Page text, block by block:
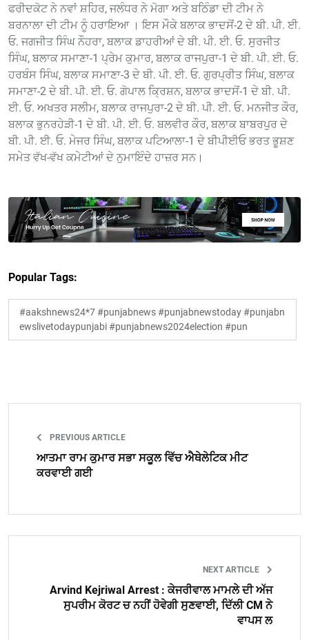
ਫਰੀਦਕੋਟ ਨੇ ਨਵਾਂ ਸ਼ਹਿਰ, ਜਲੰਧਰ ਨੇ ਮੋਗਾ ਅਤੇ ਬਠਿੰਡਾ ਦੀ ਟੀਮ ਨੇ
ਬਰਨਾਲਾ ਦੀ ਟੀਮ ਨੂੰ ਹਰਾਇਆ । ਇਸ ਮੌਕੇ ਬਲਾਕ ਭਾਦਸੋਂ-2 ਦੇ ਬੀ. ਪੀ. ਈ.
ਓ. ਜਗਜੀਤ ਸਿੰਘ ਨੌਹਰਾ, ਬਲਾਕ ਡਾਹਰੀਆਂ ਦੇ ਬੀ. ਪੀ. ਈ. ਓ. ਸੁਰਜੀਤ
ਸਿੰਘ, ਬਲਾਕ ਸਮਾਣਾ-1 ਪ੍ਰੇਮ ਕੁਮਾਰ, ਬਲਾਕ ਰਾਜਪੁਰਾ-1 ਦੇ ਬੀ. ਪੀ. ਈ. ਓ.
ਹਰਬੰਸ ਸਿੰਘ, ਬਲਾਕ ਸਮਾਣਾ-3 ਦੇ ਬੀ. ਪੀ. ਈ. ਓ. ਗੁਰਪ੍ਰੀਤ ਸਿੰਘ, ਬਲਾਕ
ਸਮਾਣਾ-2 ਦੇ ਬੀ. ਪੀ. ਈ. ਓ. ਗੋਪਾਲ ਕ੍ਰਿਸ਼ਨ, ਬਲਾਕ ਭਾਦਸੋਂ-1 ਦੇ ਬੀ. ਪੀ.
ਈ. ਓ. ਅਖਤਰ ਸਲੀਮ, ਬਲਾਕ ਰਾਜਪੁਰਾ-2 ਦੇ ਬੀ. ਪੀ. ਈ. ਓ. ਮਨਜੀਤ ਕੌਰ,
ਬਲਾਕ ਭੁਨਰਹੇੜੀ-1 ਦੇ ਬੀ. ਪੀ. ਈ. ਓ. ਬਲਵੀਰ ਕੌਰ, ਬਲਾਕ ਬਾਬਰਪੁਰ ਦੇ
ਬੀ. ਪੀ. ਈ. ਓ. ਮੇਜਰ ਸਿੰਘ, ਬਲਾਕ ਪਟਿਆਲਾ-1 ਦੇ ਬੀਪੀਈਓ ਭਰਤ ਭੂਸ਼ਣ
ਸਮੇਤ ਵੱਖ-ਵੱਖ ਕਮੇਟੀਆਂ ਦੇ ਨੁਮਾਇੰਦੇ ਹਾਜ਼ਰ ਸਨ।
Popular Tags:
#aakshnews24*7 #punjabnews #punjabnewstoday #punjabn
ewslivetodaypunjabi #punjabnews2024election #pun
PREVIOUS ARTICLE
ਆਤਮਾ ਰਾਮ ਕੁਮਾਰ ਸਭਾ ਸਕੂਲ ਵਿੱਚ ਐਥੇਲੇਟਿਕ ਮੀਟ
ਕਰਵਾਈ ਗਈ
NEXT ARTICLE
Arvind Kejriwal Arrest : ਕੇਜਰੀਵਾਲ ਮਾਮਲੇ ਦੀ ਅੱਜ
ਸੁਪਰੀਮ ਕੋਰਟ ਚ ਨਹੀਂ ਹੋਵੇਗੀ ਸੁਣਵਾਈ, ਦਿੱਲੀ CM ਨੇ
ਵਾਪਸ ਲ